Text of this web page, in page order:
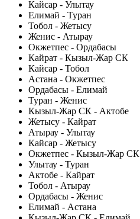
Кайсар - Улытау
Елимай - Туран
Тобол - Жетысу
Женис - Атырау
Окжетпес - Ордабасы
Кайрат - Кызыл-Жар СК
Кайсар - Тобол
Астана - Окжетпес
Ордабасы - Елимай
Туран - Женис
Кызыл-Жар СК - Актобе
Жетысу - Кайрат
Атырау - Улытау
Кайсар - Жетысу
Окжетпес - Кызыл-Жар СК
Улытау - Туран
Актобе - Кайрат
Тобол - Атырау
Ордабасы - Женис
Елимай - Астана